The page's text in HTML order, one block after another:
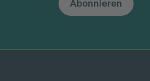
Abonnieren